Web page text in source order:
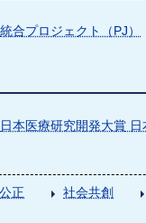
統合プロジェクト（PJ）
日本医療研究開発大賞
正 社会共創